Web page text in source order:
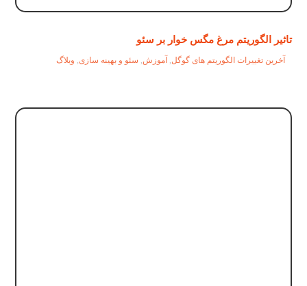
تاثیر الگوریتم مرغ مگس خوار بر سئو
آخرین تغییرات الگوریتم های گوگل,آموزش, سئو و بهینه سازی, وبلاگ